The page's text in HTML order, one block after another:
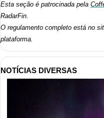
Esta seção é patrocinada pela
RadarFin.
O regulamento completo está no
plataforma.
NOTÍCIAS DIVERSAS